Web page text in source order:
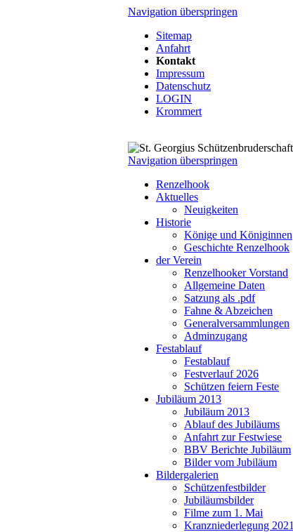
Navigation überspringen
Sitemap
Anfahrt
Kontakt
Impressum
Datenschutz
LOGIN
Krommert
Navigation überspringen
Renzelhook
Aktuelles
Neuigkeiten
Historie
Könige und Königinnen
Geschichte Renzelhook
der Verein
Renzelhooker Vorstand
Allgemeine Daten
Satzung als .pdf
Fahne & Abzeichen
Generalversammlungen
Adminzugang
Festablauf
Festablauf
Festverlauf 2026
Schützen feiern Feste
Jubiläum 2013
Jubiläum 2013
Ablauf des Jubiläums
Anfahrt zur Festwiese
BBV Berichte Jubiläum
Bilder vom Jubiläum
Bildergalerien
Schützenfestbilder
Jubiläumsbilder
Filme zum 1. Mai
Kranzniederlegung 2021